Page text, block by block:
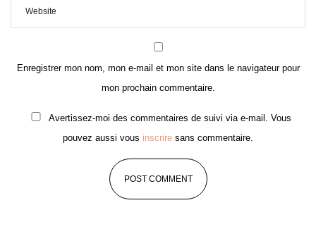
Enregistrer mon nom, mon e-mail et mon site dans le navigateur pour
mon prochain commentaire.
Avertissez-moi des commentaires de suivi via e-mail. Vous
pouvez aussi vous inscrire sans commentaire.